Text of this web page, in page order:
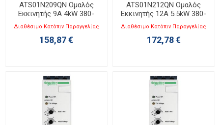
ATS01N209QN Ομαλός
Εκκινητής 9A 4kW 380-
415V
Διαθέσιμο Κατόπιν Παραγγελίας
158,87 €
ATS01N212QN Ομαλός
Εκκινητής 12A 5.5kW 380-
415V
Διαθέσιμο Κατόπιν Παραγγελίας
172,78 €